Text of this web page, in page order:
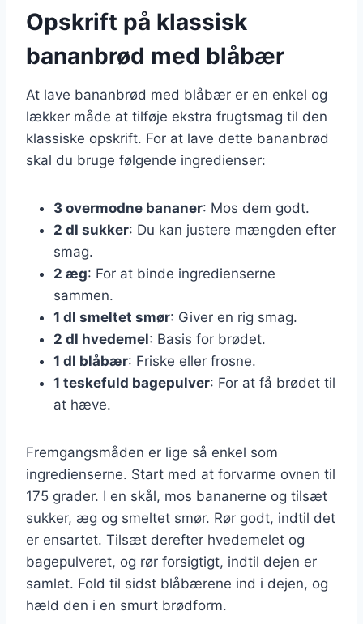
Opskrift på klassisk
bananbrød med blåbær
At lave bananbrød med blåbær er en enkel og
lækker måde at tilføje ekstra frugtsmag til den
klassiske opskrift. For at lave dette bananbrød
skal du bruge følgende ingredienser:
3 overmodne bananer: Mos dem godt.
2 dl sukker: Du kan justere mængden efter
smag.
2 æg: For at binde ingredienserne
sammen.
1 dl smeltet smør: Giver en rig smag.
2 dl hvedemel: Basis for brødet.
1 dl blåbær: Friske eller frosne.
1 teskefuld bagepulver: For at få brødet til
at hæve.
Fremgangsmåden er lige så enkel som
ingredienserne. Start med at forvarme ovnen til
175 grader. I en skål, mos bananerne og tilsæt
sukker, æg og smeltet smør. Rør godt, indtil det
er ensartet. Tilsæt derefter hvedemelet og
bagepulveret, og rør forsigtigt, indtil dejen er
samlet. Fold til sidst blåbærene ind i dejen, og
hæld den i en smurt brødform.